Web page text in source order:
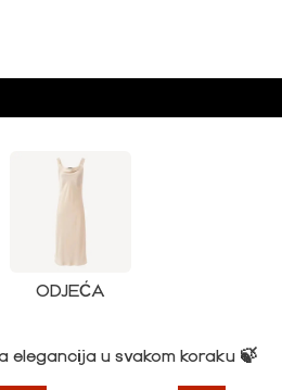
ODJEĆA
elegancija u svakom koraku 🍃